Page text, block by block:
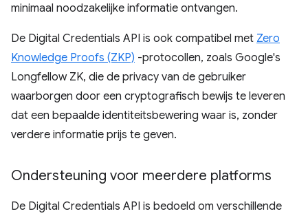
minimaal noodzakelijke informatie ontvangen.
De Digital Credentials API is ook compatibel met Zero
Knowledge Proofs (ZKP) -protocollen, zoals Google's
Longfellow ZK, die de privacy van de gebruiker
waarborgen door een cryptografisch bewijs te leveren
dat een bepaalde identiteitsbewering waar is, zonder
verdere informatie prijs te geven.
Ondersteuning voor meerdere platforms
De Digital Credentials API is bedoeld om verschillende